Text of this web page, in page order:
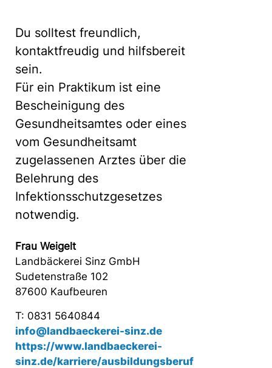
Du solltest freundlich,
kontaktfreudig und hilfsbereit
sein.
Für ein Praktikum ist eine
Bescheinigung des
Gesundheitsamtes oder eines
vom Gesundheitsamt
zugelassenen Arztes über die
Belehrung des
Infektionsschutzgesetzes
notwendig.
Frau Weigelt
Landbäckerei Sinz GmbH
Sudetenstraße 102
87600 Kaufbeuren
T: 0831 5640844
info@landbaeckerei-sinz.de
https://www.landbaeckerei-
sinz.de/karriere/ausbildungsberuf